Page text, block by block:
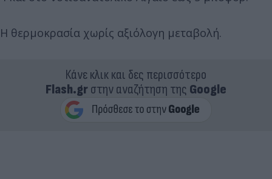
Η θερμοκρασία χωρίς αξιόλογη μεταβολή.
Κάνε κλικ και δες περισσότερο
Flash.grστην αναζήτηση της Google